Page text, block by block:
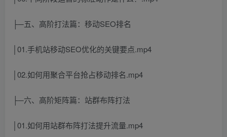
├─五、高阶打法篇：移动SEO排名
│01.手机站移动SEO优化的关键要点.mp4
│02.如何用聚合平台抢占移动排名.mp4
├─六、高阶矩阵篇：站群布阵打法
│01.如何用站群布阵打法提升流量.mp4